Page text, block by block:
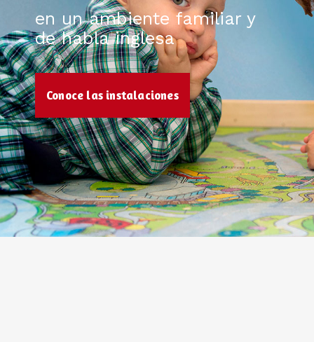
en un ambiente familiar y
de habla inglesa
Conoce las instalaciones